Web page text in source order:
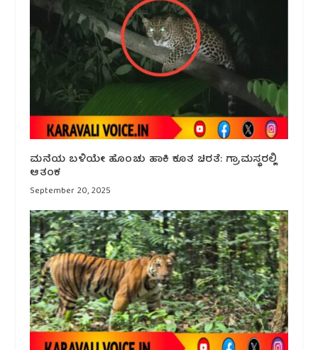
ಮನೆಯ ಬಳಿಯೇ ಹೊಂಚು ಹಾಕಿ ಕೂತ ಚಿರತೆ: ಗ್ರಾಮಸ್ಥರಲ್ಲಿ
ಆತಂಕ
September 20, 2025